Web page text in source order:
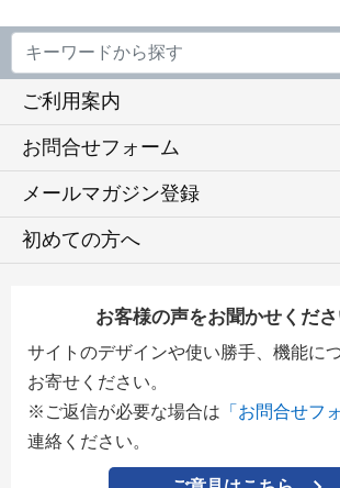
ご利用案内
お問合せフォーム
メールマガジン登録
初めての方へ
お客様の声をお聞かせくだ
サイトのデザインや使い勝手、機能に
お寄せください。
※ご返信が必要な場合は 「お問合せフ
連絡ください。